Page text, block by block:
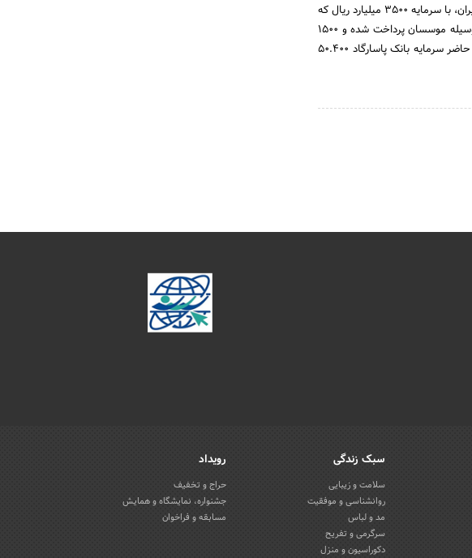
بانک پاسارگاد بموجب مجوز 2849/ه مورخ 1384/6/22 بانک مرکزی جمهوری اسلامی ایران، با سرمایه 3500 میلیارد ریال که
تماماً پرداخت شده‌است فعالیت خود را آغاز نمود که از این رقم 2000 میلیارد ریال به وسیله موسسان پرداخت شده و 1500
میلیارد ریال باپذیره نویسی همگانی به وسیله 34000 نفر خریداری شده است. در حال حاضر سرمایه بانک پاسارگاد 50.400
سبک زندگی
سلامت و زیبایی
روانشناسی و موفقیت
مد و لباس
سرگرمی و تفریح
دکوراسیون و منزل
رویداد
حراج و تخفیف
جشنواره، نمایشگاه و همایش
مسابقه و فراخوان